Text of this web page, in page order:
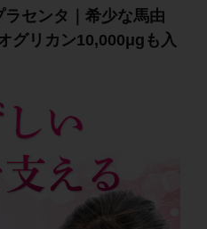
センタ｜希少な馬由
グリカン10,000μgも入